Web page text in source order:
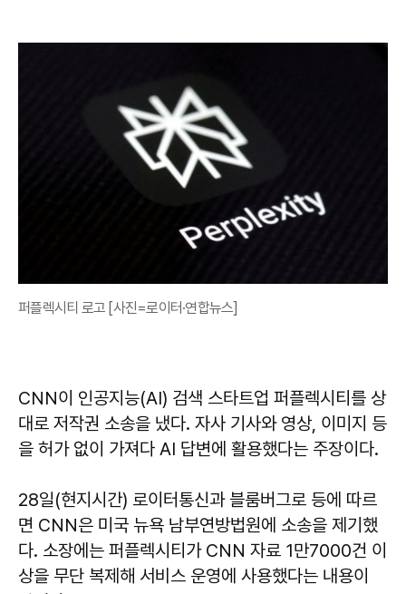
퍼플렉시티 로고 [사진=로이터·연합뉴스]
CNN이 인공지능(AI) 검색 스타트업 퍼플렉시티를 상
대로 저작권 소송을 냈다. 자사 기사와 영상, 이미지 등
을 허가 없이 가져다 AI 답변에 활용했다는 주장이다.
28일(현지시간) 로이터통신과 블룸버그로 등에 따르
면 CNN은 미국 뉴욕 남부연방법원에 소송을 제기했
다. 소장에는 퍼플렉시티가 CNN 자료 1만7000건 이
상을 무단 복제해 서비스 운영에 사용했다는 내용이